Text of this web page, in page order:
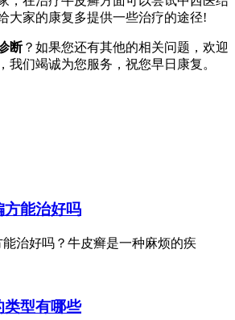
大家的康复多提供一些治疗的途径!
断？如果您还有其他的相关问题，欢迎
我们竭诚为您服务，祝您早日康复。
方能治好吗
治好吗？牛皮癣是一种麻烦的疾
类型有哪些